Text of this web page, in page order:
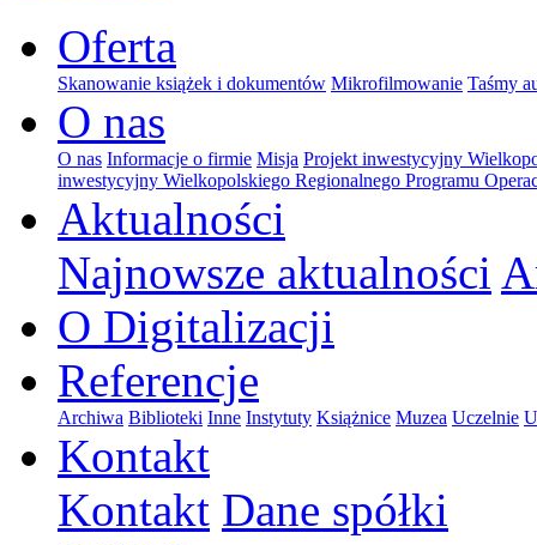
Oferta
Skanowanie książek i dokumentów Mikrofilmowanie Taśmy
O nas
O nas Informacje o firmie Misja Projekt inwestycyjny
inwestycyjny Wielkopolskiego Regionalnego Programu
Aktualności
Najnowsze aktualności
O Digitalizacji
Referencje
Archiwa Biblioteki Inne Instytuty Książnice Muzea Uczelnie
Kontakt
Kontakt Dane spółki